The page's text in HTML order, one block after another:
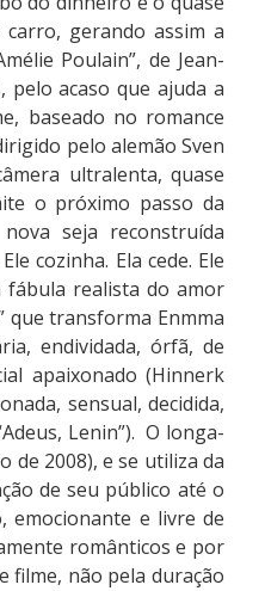
gerando assim a
Poulain”, de Jean-
pelo acaso que ajuda a
baseado no romance
pelo alemão Sven
ultralenta, quase
o próximo passo da
seja reconstruída
cozinha. Ela cede. Ele
fábula realista do amor
que transforma Enmma
endividada, órfã, de
apaixonado (Hinnerk
sensual, decidida,
Lenin”). O longa-
de 2008), e se utiliza da
de seu público até o
emocionante e livre de
românticos e por
filme, não pela duração